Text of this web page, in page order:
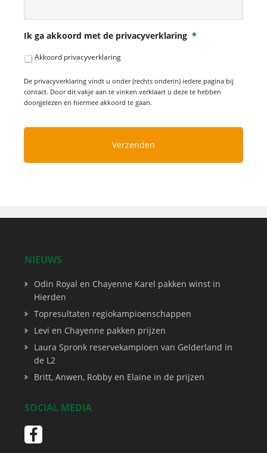
Ik ga akkoord met de privacyverklaring *
Akkoord privacyverklaring
De privacyverklaring vindt u onder (rechts onderin) iedere pagina bij
contact. Door dit vakje aan te vinken verklaart u deze te hebben
doorgelezen en hiermee akkoord te gaan.
NIEUWS
Odin Royal en Chayenne Karel pakken winst in
Hierden
Topresultaten regiokampioenschappen
Levi en Chayenne pakken prijzen
Laura Spronk reservekampioen van Gelderland in
de L2
Britt, Anwen, Robby en Elaine in de prijzen
SOCIAL MEDIA